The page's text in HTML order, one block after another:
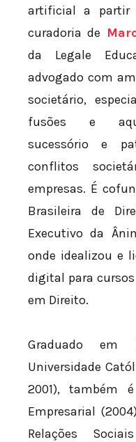
artificial a partir
curadoria de
da Legale
advogado com
societário,
fusões e
sucessório e
conflitos
empresas. É
Brasileira de
Executivo da
onde idealizou e
digital para
em Direito.
Graduado em
Universidade
2001), também
Empresarial
Relações